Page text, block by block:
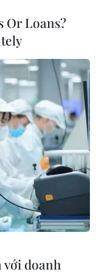
may vẫn
Or Loans?
với doanh